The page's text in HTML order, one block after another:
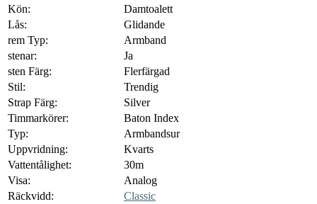
Kön:
Damtoalett
Lås:
Glidande
rem Typ:
Armband
stenar:
Ja
sten Färg:
Flerfärgad
Stil:
Trendig
Strap Färg:
Silver
Timmarkörer:
Baton Index
Typ:
Armbandsur
Uppvridning:
Kvarts
Vattentålighet:
30m
Visa:
Analog
Räckvidd:
Classic